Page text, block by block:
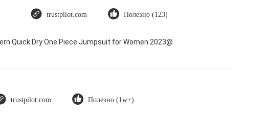
trustpilot.com Полезно (123)
Quick Dry One Piece Jumpsuit for Women 2023@
trustpilot.com Полезно (1w+)